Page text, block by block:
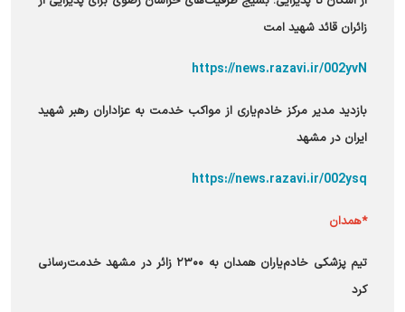
زائران قائد شهید امت
https://news.razavi.ir/002yvN
بازدید مدیر مرکز خادم‌یاری از مواکب خدمت به عزاداران رهبر شهید
ایران در مشهد
https://news.razavi.ir/002ysq
*همدان
تیم پزشکی خادم‌یاران همدان به ۲۳۰۰ زائر در مشهد خدمت‌رسانی
کرد